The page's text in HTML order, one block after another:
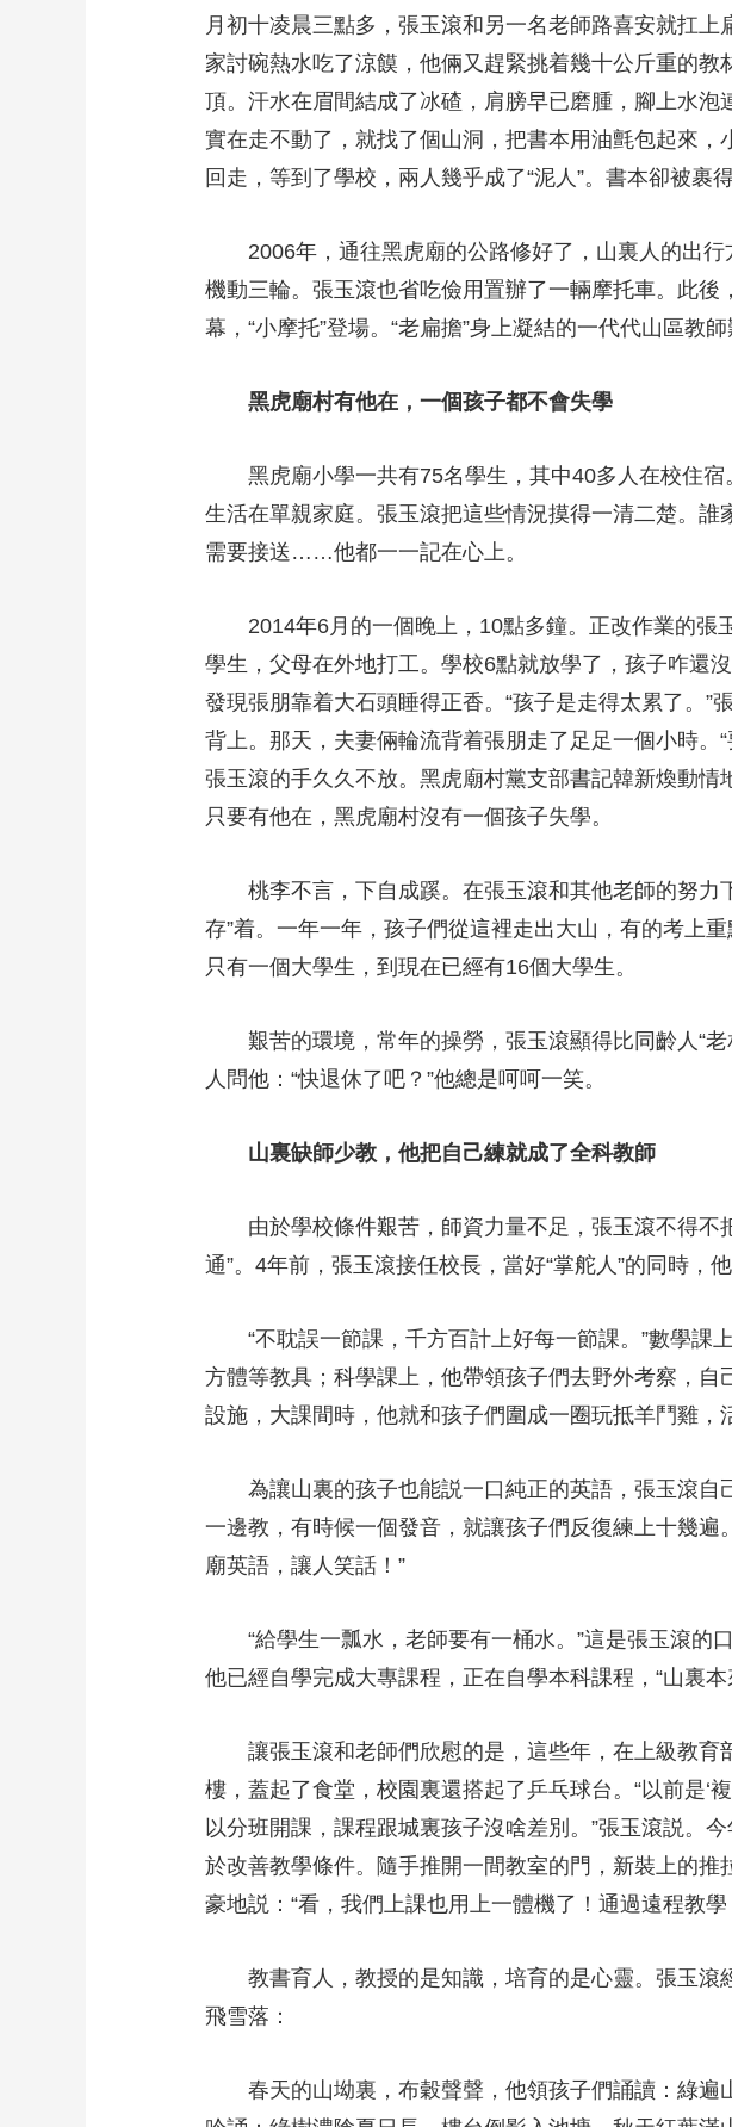
月初十凌晨三點多，張玉滾和另一名老師路喜安就扛
家討碗熱水吃了涼饃，他倆又趕緊挑着幾十公斤重的
頂。汗水在眉間結成了冰碴，肩膀早已磨腫，腳上水
實在走不動了，就找了個山洞，把書本用油氈包起來
回走，等到了學校，兩人幾乎成了“泥人”。書本卻被
2006年，通往黑虎廟的公路修好了，山裏人的出行
機動三輪。張玉滾也省吃儉用置辦了一輛摩托車。此
幕，“小摩托”登場。“老扁擔”身上凝結的一代代山區教
黑虎廟村有他在，一個孩子都不會失學
黑虎廟小學一共有75名學生，其中40多人在校住宿
生活在單親家庭。張玉滾把這些情況摸得一清二楚。
需要接送……他都一一記在心上。
2014年6月的一個晚上，10點多鐘。正改作業的張
學生，父母在外地打工。學校6點就放學了，孩子咋還
發現張朋靠着大石頭睡得正香。“孩子是走得太累了。
背上。那天，夫妻倆輪流背着張朋走了足足一個小時
張玉滾的手久久不放。黑虎廟村黨支部書記韓新煥動情
只要有他在，黑虎廟村沒有一個孩子失學。
桃李不言，下自成蹊。在張玉滾和其他老師的努力
存”着。一年一年，孩子們從這裡走出大山，有的考上
只有一個大學生，到現在已經有16個大學生。
艱苦的環境，常年的操勞，張玉滾顯得比同齡人“老
人問他：“快退休了吧？”他總是呵呵一笑。
山裏缺師少教，他把自己練就成了全科教師
由於學校條件艱苦，師資力量不足，張玉滾不得不
通”。4年前，張玉滾接任校長，當好“掌舵人”的同時
“不耽誤一節課，千方百計上好每一節課。”數學課
方體等教具；科學課上，他帶領孩子們去野外考察，
設施，大課間時，他就和孩子們圍成一圈玩抵羊鬥雞
為讓山裏的孩子也能説一口純正的英語，張玉滾自
一邊教，有時候一個發音，就讓孩子們反復練上十幾
廟英語，讓人笑話！”
“給學生一瓢水，老師要有一桶水。”這是張玉滾的
他已經自學完成大專課程，正在自學本科課程，“山裏
讓張玉滾和老師們欣慰的是，這些年，在上級教育
樓，蓋起了食堂，校園裏還搭起了乒乓球台。“以前是‘
以分班開課，課程跟城裏孩子沒啥差別。”張玉滾説。
於改善教學條件。隨手推開一間教室的門，新裝上的
豪地説：“看，我們上課也用上一體機了！通過遠程教
教書育人，教授的是知識，培育的是心靈。張玉滾
飛雪落：
春天的山坳裏，布穀聲聲，他領孩子們誦讀：綠遍